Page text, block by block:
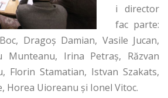
i director
fac parte:
Dragoş Damian, Vasile Jucan,
Munteanu, Irina Petraş, Răzvan
Florin Stamatian, Istvan Szakats,
Horea Uioreanu și Ionel Vitoc.